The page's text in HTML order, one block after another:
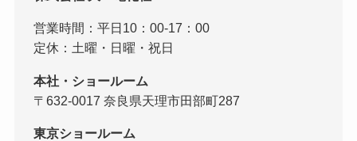
営業時間：平日10：00-17：00
定休：土曜・日曜・祝日
本社・ショールーム
〒632-0017 奈良県天理市田部町287
東京ショールーム